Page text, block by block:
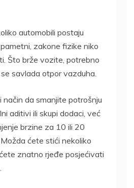
automobili postaju
zakone fizike niko
Što brže vozite, potrebno
savlada otpor vazduha.
način da smanjite potrošnju
aditivi ili skupi dodaci, već
brzine za 10 ili 20
ćete stići nekoliko
znatno rjeđe posjećivati